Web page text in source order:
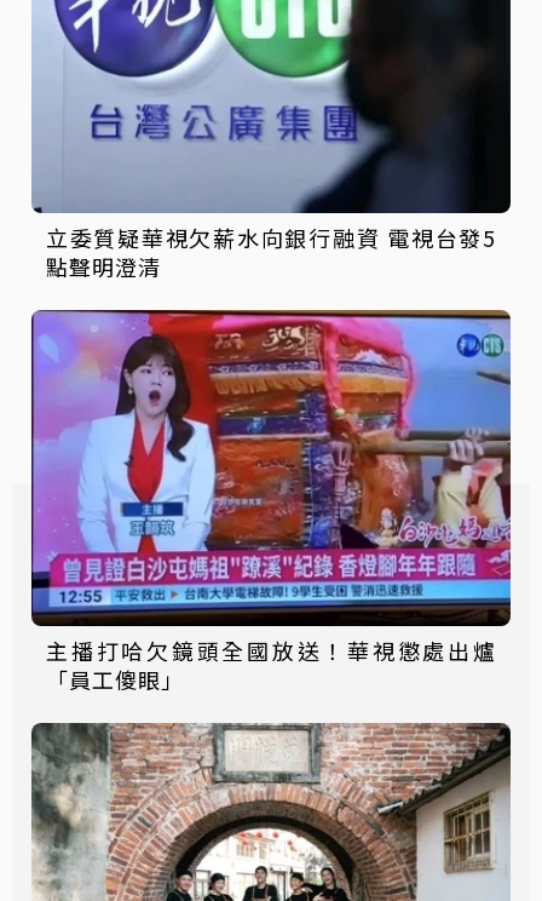
立委質疑華視欠薪水向銀行融資 電視台發5
點聲明澄清
主播打哈欠鏡頭全國放送！華視懲處出爐
「員工傻眼」